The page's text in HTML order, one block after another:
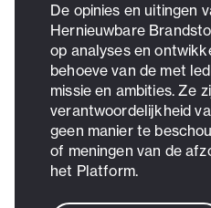
De opinies en uitingen
Hernieuwbare
op analyses en
behoeve van de met
missie en ambities. Ze
verantwoordelijkheid
geen manier te
of meningen van de
het Platform.